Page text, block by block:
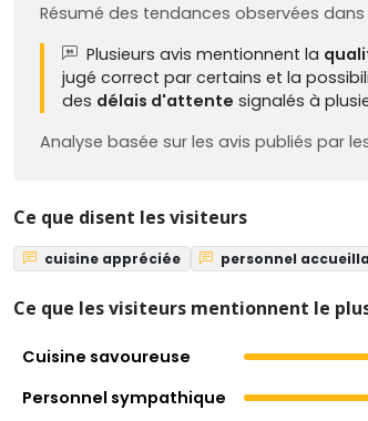
Résumé des tendances observées
Plusieurs avis mentionnent la
jugé correct par certains et la
des délais d'attente signalés à
Analyse basée sur les avis publiés par
Ce que disent les visiteurs
cuisine appréciée personnel
Ce que les visiteurs mentionnent le
Cuisine savoureuse
Personnel sympathique